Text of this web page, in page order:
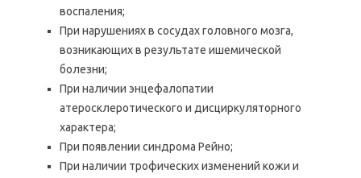
воспаления;
При нарушениях в сосудах головного мозга,
возникающих в результате ишемической
болезни;
При наличии энцефалопатии
атеросклеротического и дисциркуляторного
характера;
При появлении синдрома Рейно;
При наличии трофических изменений кожи и